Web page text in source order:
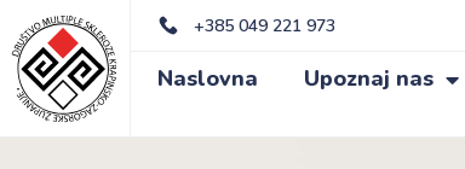
+385 049 221 973
Naslovna Upoznaj nas